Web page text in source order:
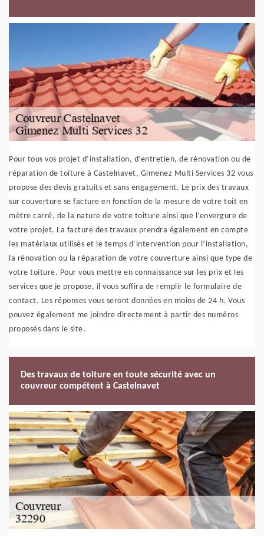
Pour tous vos projet d’installation, d’entretien, de rénovation ou de
réparation de toiture à Castelnavet, Gimenez Multi Services 32 vous
propose des devis gratuits et sans engagement. Le prix des travaux
sur couverture se facture en fonction de la mesure de votre toit en
mètre carré, de la nature de votre toiture ainsi que l’envergure de
votre projet. La facture des travaux prendra également en compte
les matériaux utilisés et le temps d’intervention pour l’installation,
la rénovation ou la réparation de votre couverture ainsi que type de
votre toiture. Pour vous mettre en connaissance sur les prix et les
services que je propose, il vous suffira de remplir le formulaire de
contact. Les réponses vous seront données en moins de 24 h. Vous
pouvez également me joindre directement à partir des numéros
proposés dans le site.
Des travaux de toiture en toute sécurité avec un
couvreur compétent à Castelnavet